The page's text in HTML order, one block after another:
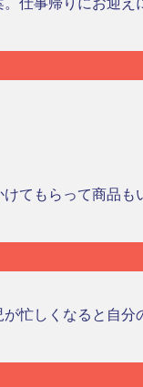
仕事帰りにお迎え
てもらって商品も
忙しくなると自分